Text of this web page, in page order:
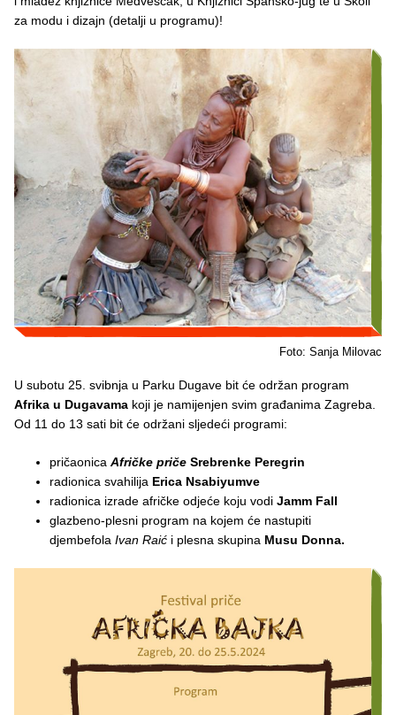
za modu i dizajn (detalji u programu)!
Foto: Sanja Milovac
U subotu 25. svibnja u Parku Dugave bit će održan program
Afrika u Dugavama koji je namijenjen svim građanima Zagreba.
Od 11 do 13 sati bit će održani sljedeći programi:
pričaonica Afričke priče Srebrenke Peregrin
radionica svahilija Erica Nsabiyumve
radionica izrade afričke odjeće koju vodi Jamm Fall
glazbeno-plesni program na kojem će nastupiti
djembefola Ivan Raić i plesna skupina Musu Donna.